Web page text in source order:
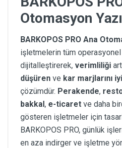
Otomasyon
BARKOPOS PRO Ana
işletmelerin tüm
dijitalleştirerek, verimliliği
düşüren ve kar marjlarını
çözümdür. Perakende,
bakkal, e-ticaret ve daha
gösteren işletmeler için
BARKOPOS PRO, günlük
en aza indirger ve işletme